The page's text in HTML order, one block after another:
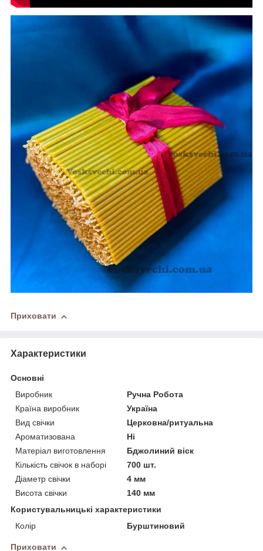
Приховати
Характеристики
Основні
Виробник
Ручна Робота
Країна виробник
Україна
Вид свічки
Церковна/ритуальна
Ароматизована
Ні
Матеріал виготовлення
Бджолиний віск
Кількість свічок в наборі
700 шт.
Діаметр свічки
4 мм
Висота свічки
140 мм
Користувальницькі характеристики
Колір
Бурштиновий
Приховати